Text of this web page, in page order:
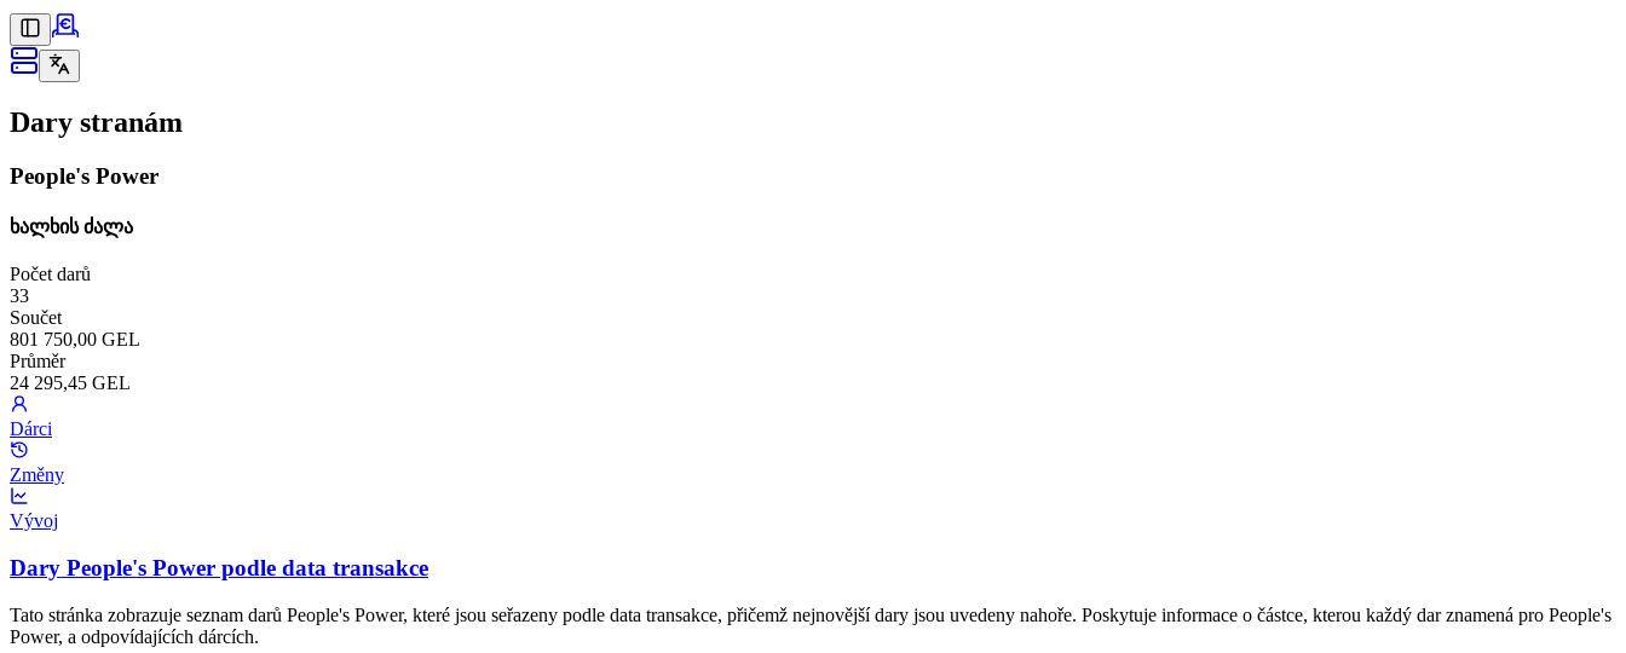
Dary stranám
People's Power
ხალხის ძალა
Počet darů
33
Součet
801 750,00 GEL
Průměr
24 295,45 GEL
Dárci
Změny
Vývoj
Dary People's Power podle data transakce
Tato stránka zobrazuje seznam darů People's Power, které jsou seřazeny podle data transakce, přičemž nejnovější dary jsou uvedeny nahoře. Poskytuje informace o částce, kterou každý dar znamená pro People's
Power, a odpovídajících dárcích.